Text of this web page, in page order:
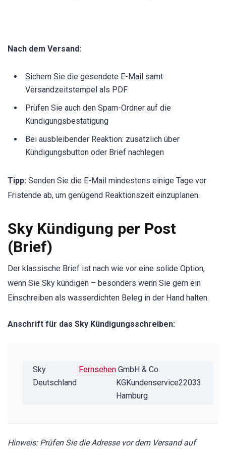
Nach dem Versand:
Sichern Sie die gesendete E-Mail samt
Versandzeitstempel als PDF
Prüfen Sie auch den Spam-Ordner auf die
Kündigungsbestätigung
Bei ausbleibender Reaktion: zusätzlich über
Kündigungsbutton oder Brief nachlegen
Tipp: Senden Sie die E-Mail mindestens einige Tage vor
Fristende ab, um genügend Reaktionszeit einzuplanen.
Sky Kündigung per Post
(Brief)
Der klassische Brief ist nach wie vor eine solide Option,
wenn Sie Sky kündigen – besonders wenn Sie gern ein
Einschreiben als wasserdichten Beleg in der Hand halten.
Anschrift für das Sky Kündigungsschreiben:
Sky
Deutschland
Fernsehen
KGKundenservice22033
Hamburg
Hinweis: Prüfen Sie die Adresse vor dem Versand auf